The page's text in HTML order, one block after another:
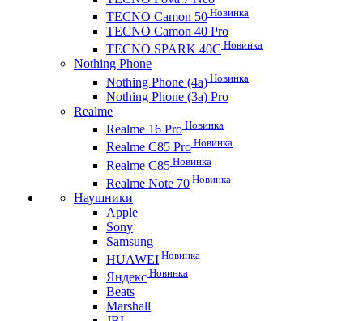
TECNO Camon 50 Новинка
TECNO Camon 40 Pro
TECNO SPARK 40C Новинка
Nothing Phone
Nothing Phone (4a) Новинка
Nothing Phone (3a) Pro
Realme
Realme 16 Pro Новинка
Realme C85 Pro Новинка
Realme C85 Новинка
Realme Note 70 Новинка
Наушники
Apple
Sony
Samsung
HUAWEI Новинка
Яндекс Новинка
Beats
Marshall